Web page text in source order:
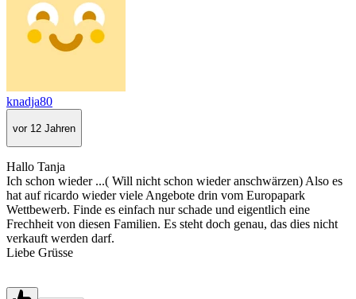
knadja80
vor 12 Jahren
Hallo Tanja
Ich schon wieder ...( Will nicht schon wieder anschwärzen) Also es
hat auf ricardo wieder viele Angebote drin vom Europapark
Wettbewerb. Finde es einfach nur schade und eigentlich eine
Frechheit von diesen Familien. Es steht doch genau, das dies nicht
verkauft werden darf.
Liebe Grüsse